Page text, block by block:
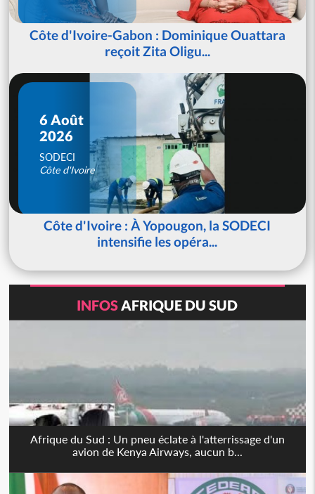
Côte d'Ivoire-Gabon : Dominique Ouattara
reçoit Zita Oligu...
6 Août
2026
SODECI
Côte d'Ivoire
Côte d'Ivoire : À Yopougon, la SODECI
intensifie les opéra...
INFOSAFRIQUE DU SUD
Afrique du Sud : Un pneu éclate à l'atterrissage d'un
avion de Kenya Airways, aucun b...